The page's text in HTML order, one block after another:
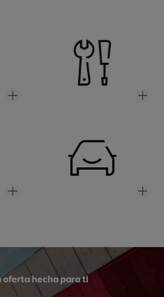
oferta hecha para ti